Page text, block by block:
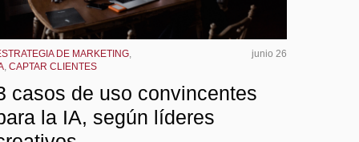
DE MARKETING
CAPTAR CLIENTES
junio 26
casos de uso convincentes
la IA, según líderes